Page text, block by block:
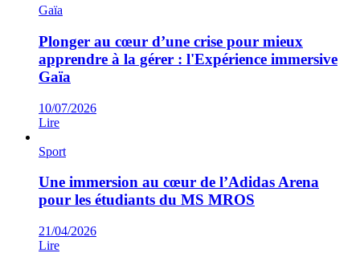
Gaïa
Plonger au cœur d’une crise pour mieux
apprendre à la gérer : l'Expérience immersive
Gaïa
10/07/2026
Lire
Sport
Une immersion au cœur de l’Adidas Arena
pour les étudiants du MS MROS
21/04/2026
Lire